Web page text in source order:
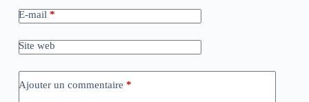
E-mail *
Site web
Ajouter un commentaire *